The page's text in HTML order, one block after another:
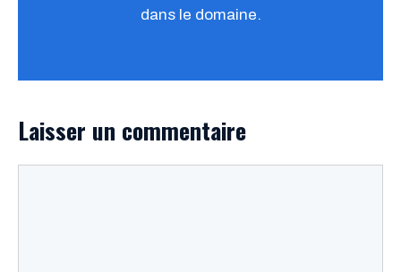
dans le domaine.
Laisser un commentaire